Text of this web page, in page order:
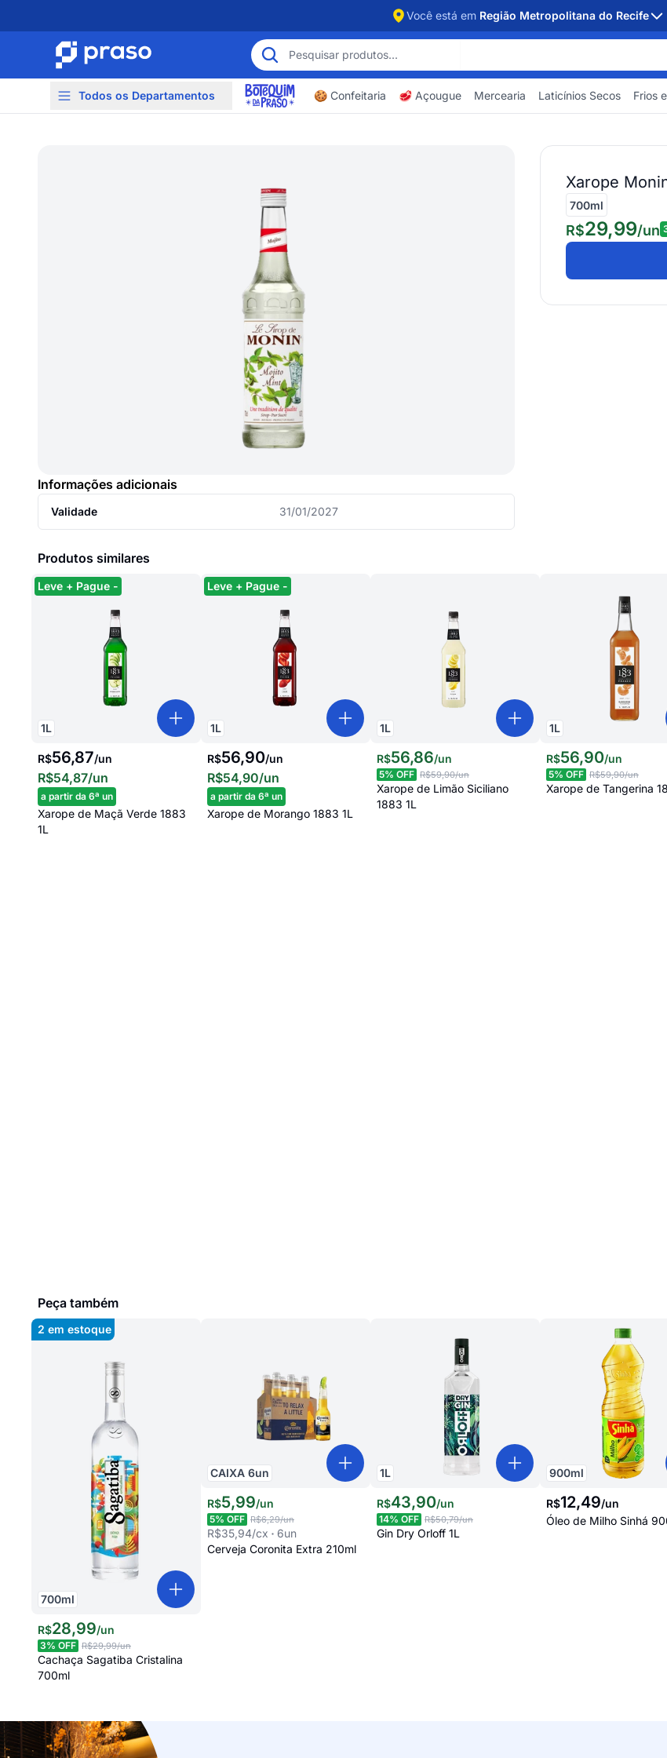
Você está em Região Metropolitana do Recife
Todos os Departamentos 🍪 Confeitaria 🥩 Açougue Mercearia Laticínios Secos Frios
Informações adicionais
Validade 31/01/2027
700ml
Xarope
R$29,99/un
Produtos similares
1L
Leve + Pague -
R$56,87/un
R$54,87/un
a partir da 6ª un
Xarope de Maçã Verde 1883
1L
1L
Leve + Pague -
R$56,90/un
R$54,90/un
a partir da 6ª un
Xarope de Morango 1883 1L
1L
R$56,86/un
5% OFF R$59,90/un
Xarope de Limão Siciliano
1883 1L
1L
R$56,90/un
5% OFF R$59,90/un
Xarope de Tangerina
Peça também
700ml
2 em estoque
R$28,99/un
3% OFF R$29,99/un
Cachaça Sagatiba Cristalina
700ml
CAIXA 6un
R$5,99/un
5% OFF R$6,29/un
R$35,94/cx 6un
Cerveja Coronita Extra 210ml
1L
R$43,90/un
14% OFF R$50,79/un
Gin Dry Orloff 1L
900ml
R$12,49/un
Óleo de Milho Sinhá